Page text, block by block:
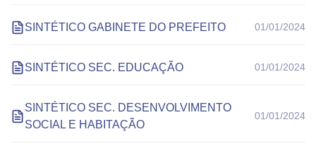
SINTÉTICO GABINETE DO PREFEITO 01/01/2024
SINTÉTICO SEC. EDUCAÇÃO 01/01/2024
SINTÉTICO SEC. DESENVOLVIMENTO
SOCIAL E HABITAÇÃO
01/01/2024